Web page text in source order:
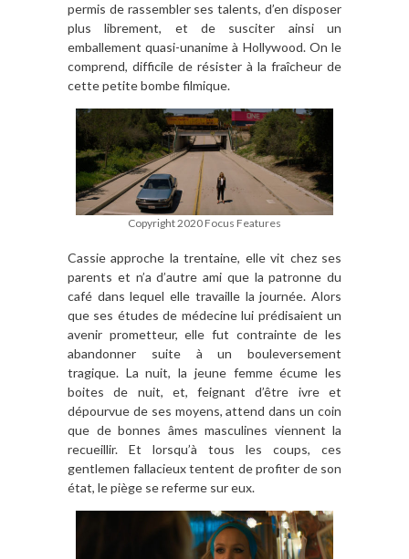
permis de rassembler ses talents, d’en disposer
plus librement, et de susciter ainsi un
emballement quasi-unanime à Hollywood. On le
comprend, difficile de résister à la fraîcheur de
cette petite bombe filmique.
Copyright 2020 Focus Features
Cassie approche la trentaine, elle vit chez ses
parents et n’a d’autre ami que la patronne du
café dans lequel elle travaille la journée. Alors
que ses études de médecine lui prédisaient un
avenir prometteur, elle fut contrainte de les
abandonner suite à un bouleversement
tragique. La nuit, la jeune femme écume les
boites de nuit, et, feignant d’être ivre et
dépourvue de ses moyens, attend dans un coin
que de bonnes âmes masculines viennent la
recueillir. Et lorsqu’à tous les coups, ces
gentlemen fallacieux tentent de profiter de son
état, le piège se referme sur eux.